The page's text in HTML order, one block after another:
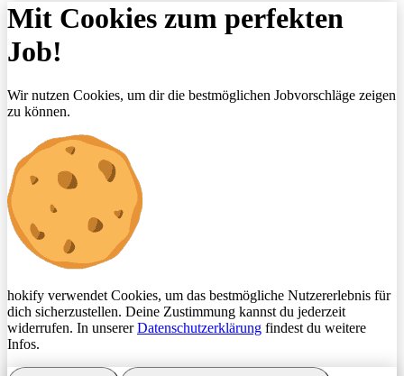
Mit Cookies zum perfekten
Job!
Wir nutzen Cookies, um dir die bestmöglichen Jobvorschläge zeigen
zu können.
hokify verwendet Cookies, um das bestmögliche Nutzererlebnis für
dich sicherzustellen. Deine Zustimmung kannst du jederzeit
widerrufen. In unsererDatenschutzerklärung findest du weitere
Infos.